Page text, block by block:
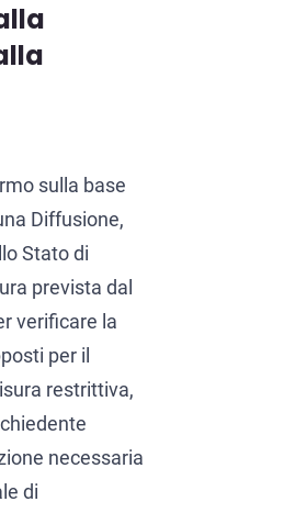
sulla base
Diffusione,
Stato di
prevista dal
verificare la
per il
restrittiva,
necessaria
di